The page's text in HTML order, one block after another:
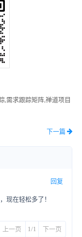
,需求跟踪矩阵,禅道项目
下一篇
回复
现在轻松多了！
上一页 1/1 下一页